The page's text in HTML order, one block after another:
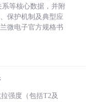
等核心数据，并附
保护机制及典型应
微电子官方规格书
强度（包括T2及